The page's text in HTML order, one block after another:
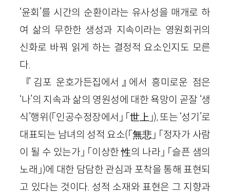
‘윤회’를 시간의 순환이라는 유사성을 매개로 하
여 삶의 무한한 생성과 지속이라는 영원회귀의
신화로 바꿔 읽게 하는 결정적 요소인지도 모른
다.
『김포 운호가든집에서』에서 흥미로운 점은
‘나’의 지속과 삶의 영원성에 대한 욕망이 곧잘 ‘생
식’행위(「인공수정장에서」 「世上」), 또는 ‘성기’로
대표되는 남녀의 성적 요소(「無悲」 「정자가 사람
이 될 수 있는가」 「이상한 性의 나라」 「슬픈 샘의
노래」)에 대한 담담한 관심과 포착을 통해 표현되
고 있다는 것이다. 성적 소재와 표현은 그 지향과